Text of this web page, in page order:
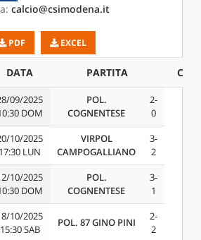
a:calcio@csimodena.it
PDF EXCEL
DATA PARTITA
09/2025
DOM
POL.
COGNENTESE
2-
0
10/2025
17:30 LUN
VIRPOL
CAMPOGALLIANO
3-
2
10/2025
DOM
POL.
COGNENTESE
3-
1
10/2025
15:30 SAB
POL. 87 GINO PINI
2-
2